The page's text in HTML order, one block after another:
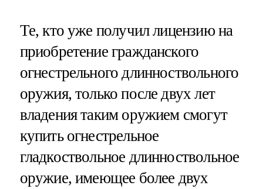
Те, кто уже получил лицензию на
приобретение гражданского
огнестрельного длинноствольного
оружия, только после двух лет
владения таким оружием смогут
купить огнестрельное
гладкоствольное длинноствольное
оружие, имеющее более двух